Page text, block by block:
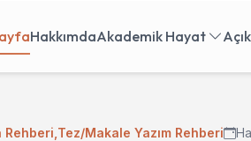
HakkımdaAkademik Hayat
Rehberi Tez/Makale Yazım Rehberi